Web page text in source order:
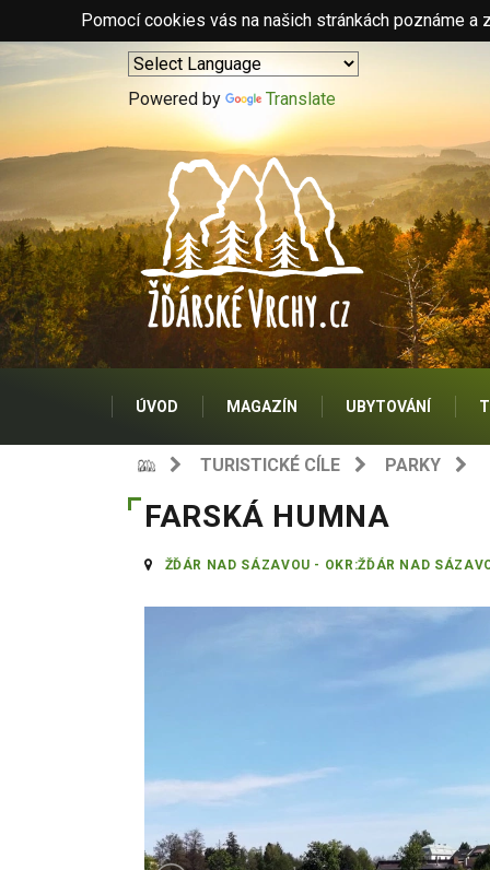
Pomocí cookies vás na našich stránkách poznáme
Powered by Translate
ÚVOD MAGAZÍN UBYTOVÁNÍ
TURISTICKÉ CÍLE PARKY
FARSKÁ HUMNA
ŽĎÁR NAD SÁZAVOU - OKR:ŽĎÁR NAD